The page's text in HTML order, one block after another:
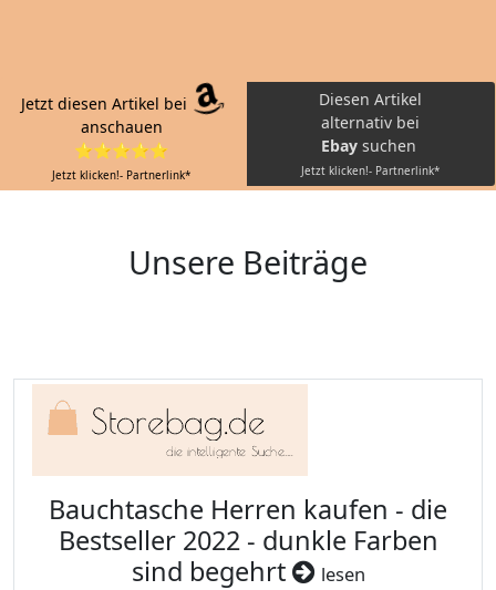
Jetzt diesen Artikel bei
anschauen
⭐⭐⭐⭐⭐
Jetzt klicken!- Partnerlink*
Diesen Artikel
alternativ bei
Ebay suchen
Jetzt klicken!- Partnerlink*
Unsere Beiträge
Bauchtasche Herren kaufen - die
Bestseller 2022 - dunkle Farben
sind begehrt
lesen